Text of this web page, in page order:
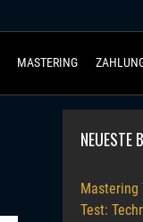
MASTERING
NEUESTE
Mastering
Test: